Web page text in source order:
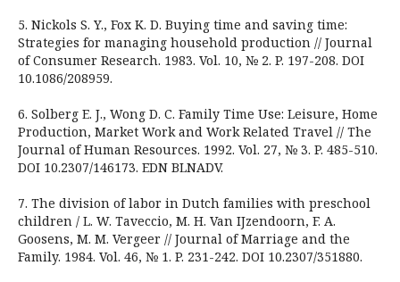
5. Nickols S. Y., Fox K. D. Buying time and saving time:
Strategies for managing household production // Journal
of Consumer Research. 1983. Vol. 10, № 2. P. 197-208. DOI
10.1086/208959.
6. Solberg E. J., Wong D. C. Family Time Use: Leisure, Home
Production, Market Work and Work Related Travel // The
Journal of Human Resources. 1992. Vol. 27, № 3. P. 485-510.
DOI 10.2307/146173. EDN BLNADV.
7. The division of labor in Dutch families with preschool
children / L. W. Taveccio, M. H. Van IJzendoorn, F. A.
Goosens, M. M. Vergeer // Journal of Marriage and the
Family. 1984. Vol. 46, № 1. P. 231-242. DOI 10.2307/351880.